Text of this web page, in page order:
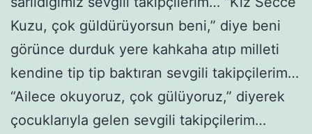
Kuzu, çok güldürüyorsun beni,” diye beni
görünce durduk yere kahkaha atıp milleti
kendine tip tip baktıran sevgili takipçilerim…
“Ailece okuyoruz, çok gülüyoruz,” diyerek
çocuklarıyla gelen sevgili takipçilerim…